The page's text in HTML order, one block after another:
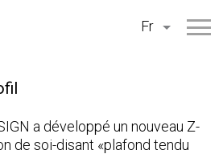
Fr
a développé un nouveau Z-
de soi-disant «plafond tendu